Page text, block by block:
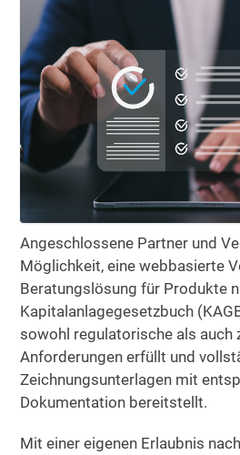
Angeschlossene Partner und
Möglichkeit, eine webbasierte
Beratungslösung für Produkte
Kapitalanlagegesetzbuch
sowohl regulatorische als auch
Anforderungen erfüllt und
Zeichnungsunterlagen mit
Dokumentation bereitstellt.
Mit einer eigenen Erlaubnis